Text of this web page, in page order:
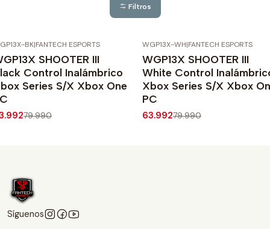
Filtros
OFF
BK|FANTECH ESPORTS
SHOOTER III
Control Inalámbrico
Series S/X Xbox One
79.990
-20%OFF
WGP13X-WH|FANTECH ESPORTS
WGP13X SHOOTER III
White Control
Xbox Series S/X Xbox
PC
63.99279.990
Síguenos